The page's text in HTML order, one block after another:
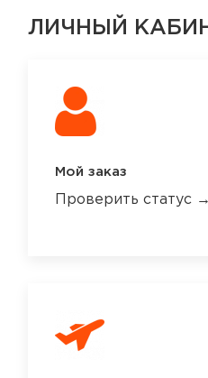
ЛИЧНЫЙ
Мой заказ
Проверить статус →